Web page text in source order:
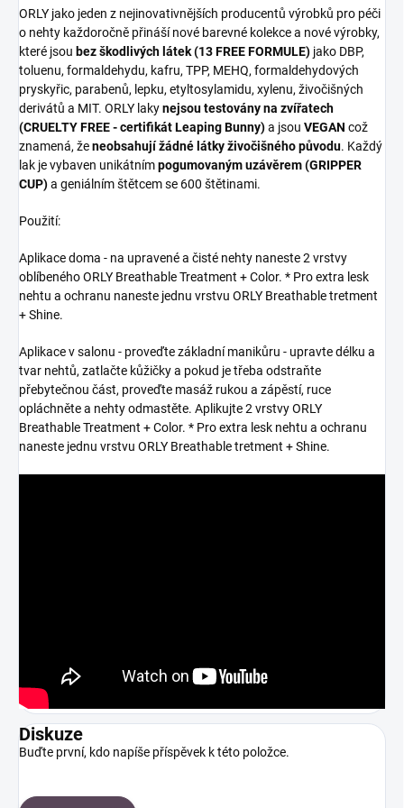
ORLY jako jeden z nejinovativnějších producentů výrobků pro péči
o nehty každoročně přináší nové barevné kolekce a nové výrobky,
které jsou bez škodlivých látek (13 FREE FORMULE) jako DBP,
toluenu, formaldehydu, kafru, TPP, MEHQ, formaldehydových
pryskyřic, parabenů, lepku, etyltosylamidu, xylenu, živočišných
derivátů a MIT. ORLY lakynejsou testovány na zvířatech
(CRUELTY FREE - certifikát Leaping Bunny)a jsou VEGAN což
znamená, ženeobsahují žádné látky živočišného původu. Každý
lak je vybaven unikátnímpogumovaným uzávěrem (GRIPPER
CUP)a geniálním štětcem se 600 štětinami.
Použití:
Aplikace doma - na upravené a čisté nehty naneste 2 vrstvy
oblíbeného ORLY Breathable Treatment + Color. * Pro extra lesk
nehtu a ochranu naneste jednu vrstvu ORLY Breathable tretment
+ Shine.
Aplikace v salonu - proveďte základní manikůru - upravte délku a
tvar nehtů, zatlačte kůžičky a pokud je třeba odstraňte
přebytečnou část, proveďte masáž rukou a zápěstí, ruce
opláchněte a nehty odmastěte. Aplikujte 2 vrstvy ORLY
Breathable Treatment + Color. * Pro extra lesk nehtu a ochranu
naneste jednu vrstvu ORLY Breathable tretment + Shine.
Diskuze
Buďte první, kdo napíše příspěvek k této položce.